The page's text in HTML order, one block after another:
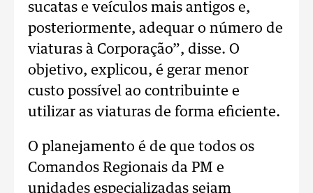
sucatas e veículos mais antigos e,
posteriormente, adequar o número de
viaturas à Corporação”, disse. O
objetivo, explicou, é gerar menor
custo possível ao contribuinte e
utilizar as viaturas de forma eficiente.
O planejamento é de que todos os
Comandos Regionais da PM e
unidades especializadas sejam